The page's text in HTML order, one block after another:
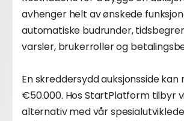
avhenger helt av ønskede
automatiske budrunder,
varsler, brukerroller og
En skreddersydd auksjonsside
€50.000. Hos StartPlatform tilbyr
alternativ med vår spesialutviklede